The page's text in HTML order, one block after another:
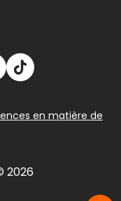
en matière de
2026